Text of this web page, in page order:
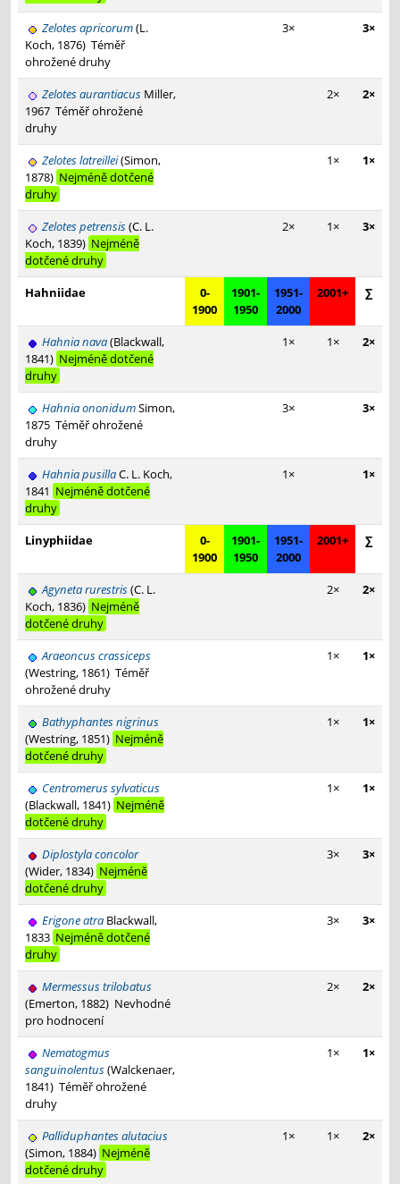
Zelotes apricorum(L.
Koch, 1876) Téměř
ohrožené druhy
3× 3×
Zelotes aurantiacus Miller,
1967 Téměř ohrožené
druhy
2× 2×
Zelotes latreillei(Simon,
1878) Nejméně dotčené
druhy
1× 1×
Zelotes petrensis(C. L.
Koch, 1839) Nejméně
dotčené druhy
2× 1× 3×
Hahniidae
0-
1900
1901-
1950
1951-
2000
2001+ ∑
Hahnia nava(Blackwall,
1841) Nejméně dotčené
druhy
1× 1× 2×
Hahnia ononidumSimon,
1875 Téměř ohrožené
druhy
3× 3×
Hahnia pusillaC. L. Koch,
1841 Nejméně dotčené
druhy
1× 1×
Linyphiidae
0-
1900
1901-
1950
1951-
2000
2001+ ∑
Agyneta rurestris(C. L.
Koch, 1836) Nejméně
dotčené druhy
2× 2×
Araeoncus crassiceps
(Westring, 1861) Téměř
ohrožené druhy
1× 1×
Bathyphantes nigrinus
(Westring, 1851) Nejméně
dotčené druhy
1× 1×
Centromerus sylvaticus
(Blackwall, 1841) Nejméně
dotčené druhy
1× 1×
Diplostyla concolor
(Wider, 1834) Nejméně
dotčené druhy
3× 3×
Erigone atra Blackwall,
1833 Nejméně dotčené
druhy
3× 3×
Mermessus trilobatus
(Emerton, 1882) Nevhodné
pro hodnocení
2× 2×
Nematogmus
sanguinolentus(Walckenaer,
1841) Téměř ohrožené
druhy
1× 1×
Palliduphantes alutacius
(Simon, 1884) Nejméně
dotčené druhy
1× 1× 2×